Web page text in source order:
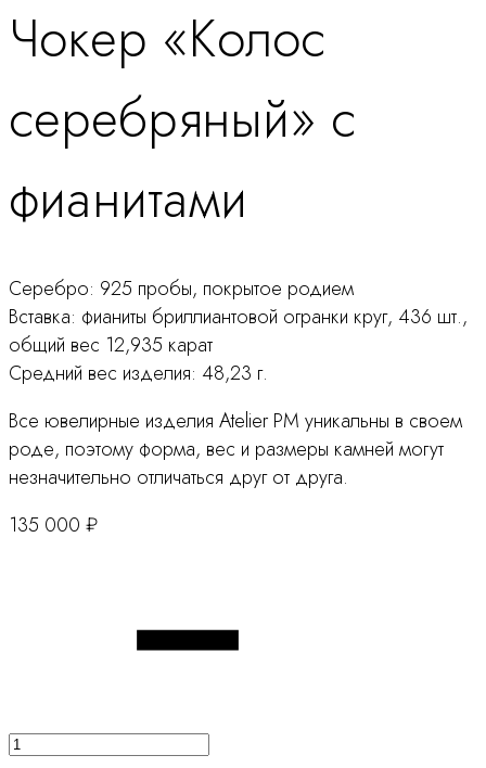
продукту
Чокер «Колос
серебряный» с
фианитами
Серебро: 925 пробы, покрытое родием
Вставка: фианиты бриллиантовой огранки круг, 436 шт.,
общий вес 12,935 карат
Средний вес изделия: 48,23 г.
Все ювелирные изделия Atelier PM уникальны в своем
роде, поэтому форма, вес и размеры камней могут
незначительно отличаться друг от друга.
135 000 ₽